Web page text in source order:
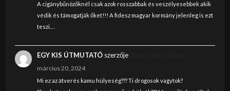
A cigánybűnözőknél csak azok rosszabbak és veszélyesebbek akik
védik és támogatják őket!!! A fidesz magyar kormány jelenleg is ezt
teszi.…
EGY KIS ÚTMUTATÓszerzője
március 20, 2024
Mi ez az átverés kamu hülyeség??? Ti drogosok vagytok?